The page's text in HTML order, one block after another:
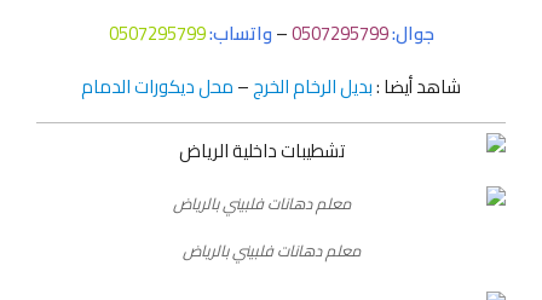
جوال:0507295799
–واتساب:0507295799
شاهد أيضا :بديل الرخام الخرج–محل ديكورات الدمام
معلم دهانات فلبيني بالرياض